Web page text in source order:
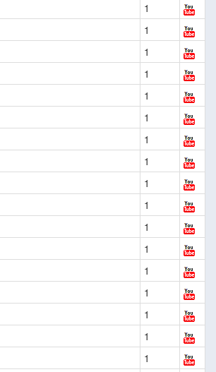
1
1
1
1
1
1
1
1
1
1
1
1
1
1
1
1
1